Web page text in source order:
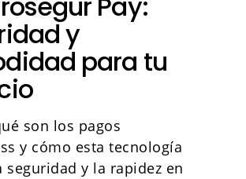
y
para tu
son los pagos
y cómo esta tecnología
seguridad y la rapidez en